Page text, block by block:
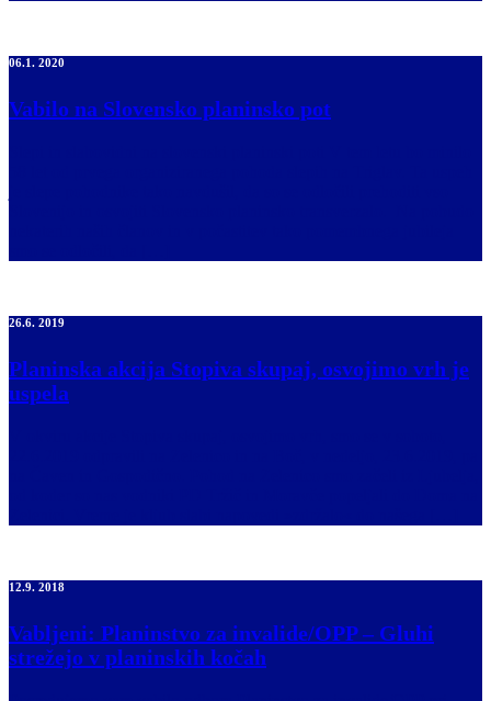
06.1. 2020
Vabilo na Slovensko planinsko pot
26.6. 2019
Planinska akcija Stopiva skupaj, osvojimo vrh je
uspela
12.9. 2018
Vabljeni: Planinstvo za invalide/OPP – Gluhi
strežejo v planinskih kočah